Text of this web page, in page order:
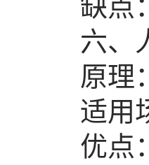
缺点
六、
原理
适用
优点